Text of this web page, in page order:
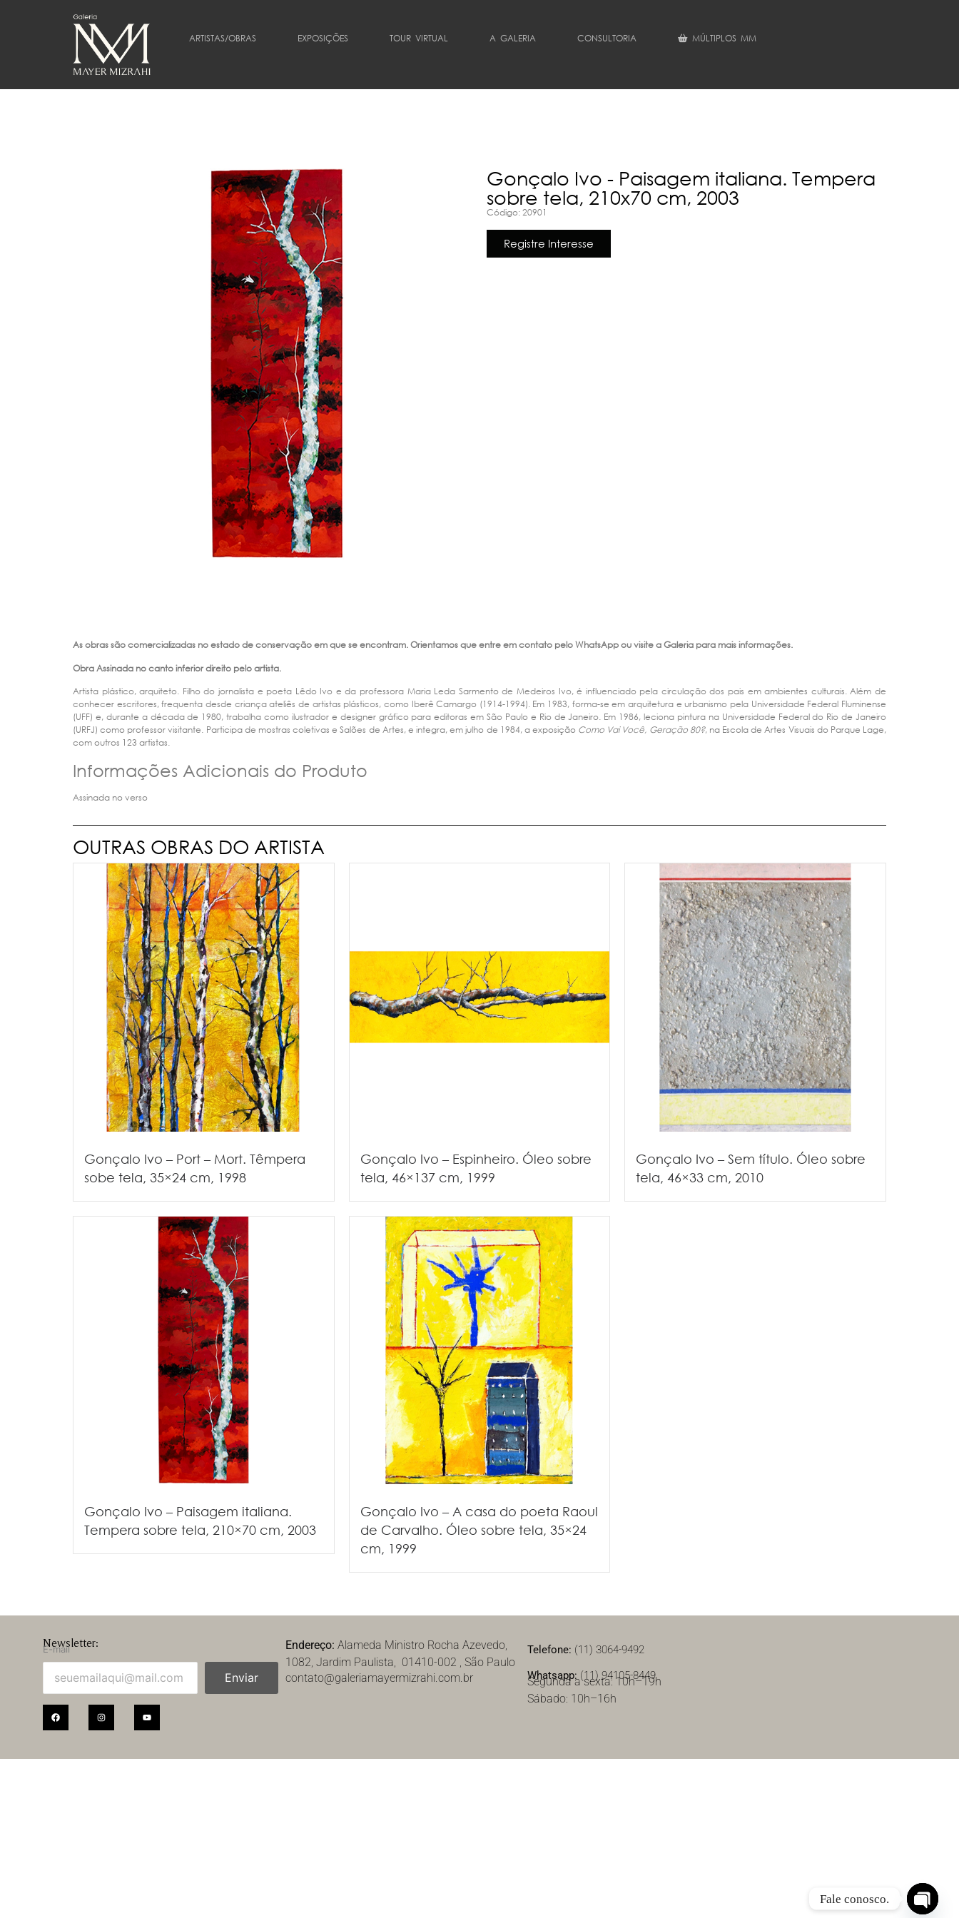
ARTISTAS/OBRAS EXPOSIÇÕES TOUR VIRTUAL A GALERIA CONSULTORIA MÚLTIPLOS MM
Gonçalo Ivo - Paisagem italiana. Tempera
sobre tela, 210x70 cm, 2003
Código: 20901
Registre Interesse
As obras são comercializadas no estado de conservação em que se encontram. Orientamos que entre em contato pelo WhatsApp ou visite a Galeria para mais informações.
Obra Assinada no canto inferior direito pelo artista.
Artista plástico, arquiteto. Filho do jornalista e poeta Lêdo Ivo e da professora Maria Leda Sarmento de Medeiros Ivo, é influenciado pela circulação dos pais em ambientes culturais. Além de
conhecer escritores, frequenta desde criança ateliês de artistas plásticos, como Iberê Camargo (1914-1994). Em 1983, forma-se em arquitetura e urbanismo pela Universidade Federal Fluminense
(UFF) e, durante a década de 1980, trabalha como ilustrador e designer gráfico para editoras em São Paulo e Rio de Janeiro. Em 1986, leciona pintura na Universidade Federal do Rio de Janeiro
(URFJ) como professor visitante. Participa de mostras coletivas e Salões de Artes, e integra, em julho de 1984, a exposição Como Vai Você, Geração 80?, na Escola de Artes Visuais do Parque Lage,
com outros 123 artistas.
Informações Adicionais do Produto
Assinada no verso
OUTRAS OBRAS DO ARTISTA
Gonçalo Ivo – Port – Mort. Têmpera
sobe tela, 35×24 cm, 1998
Gonçalo Ivo – Espinheiro. Óleo sobre
tela, 46×137 cm, 1999
Gonçalo Ivo – Sem título. Óleo sobre
tela, 46×33 cm, 2010
Gonçalo Ivo – Paisagem italiana.
Tempera sobre tela, 210×70 cm, 2003
Gonçalo Ivo – A casa do poeta Raoul
de Carvalho. Óleo sobre tela, 35×24
cm, 1999
Newsletter:
E-mail
Enviar
Endereço: Alameda Ministro Rocha Azevedo,
1082, Jardim Paulista, 01410-002 , São Paulo
contato@galeriamayermizrahi.com.br
Telefone: (11) 3064-9492
Whatsapp: (11) 94105-8449
Segunda a sexta: 10h–19h
Sábado: 10h–16h
Fale conosco.